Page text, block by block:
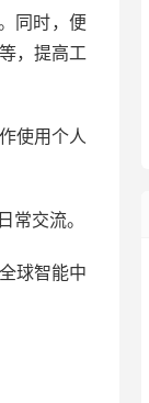
同时，便
，提高工
使用个人
交流。
球智能中